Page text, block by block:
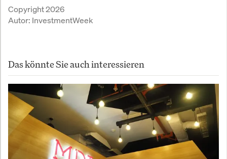
Copyright 2026
Autor: InvestmentWeek
Das könnte Sie auch interessieren